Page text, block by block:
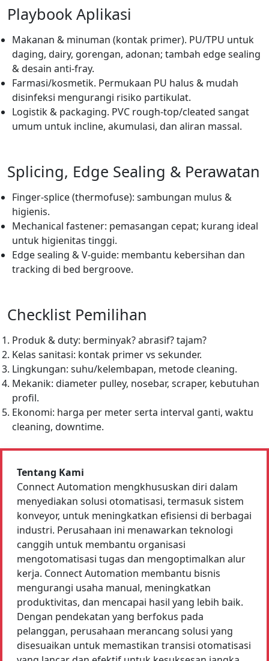
Playbook Aplikasi
Makanan & minuman (kontak primer). PU/TPU untuk
daging, dairy, gorengan, adonan; tambah edge sealing
& desain anti-fray.
Farmasi/kosmetik. Permukaan PU halus & mudah
disinfeksi mengurangi risiko partikulat.
Logistik & packaging. PVC rough-top/cleated sangat
umum untuk incline, akumulasi, dan aliran massal.
Splicing, Edge Sealing & Perawatan
Finger-splice (thermofuse): sambungan mulus &
higienis.
Mechanical fastener: pemasangan cepat; kurang ideal
untuk higienitas tinggi.
Edge sealing & V-guide: membantu kebersihan dan
tracking di bed bergroove.
Checklist Pemilihan
Produk & duty: berminyak? abrasif? tajam?
Kelas sanitasi: kontak primer vs sekunder.
Lingkungan: suhu/kelembapan, metode cleaning.
Mekanik: diameter pulley, nosebar, scraper, kebutuhan
profil.
Ekonomi: harga per meter serta interval ganti, waktu
cleaning, downtime.
Tentang Kami
Connect Automation mengkhususkan diri dalam
menyediakan solusi otomatisasi, termasuk sistem
konveyor, untuk meningkatkan efisiensi di berbagai
industri. Perusahaan ini menawarkan teknologi
canggih untuk membantu organisasi
mengotomatisasi tugas dan mengoptimalkan alur
kerja. Connect Automation membantu bisnis
mengurangi usaha manual, meningkatkan
produktivitas, dan mencapai hasil yang lebih baik.
Dengan pendekatan yang berfokus pada
pelanggan, perusahaan merancang solusi yang
disesuaikan untuk memastikan transisi otomatisasi